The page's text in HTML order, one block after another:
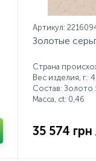
Артикул:
Золотые
Страна
Вес изделия, г.:
Состав: Золото
Масса, ct: 0,46
35 574 грн